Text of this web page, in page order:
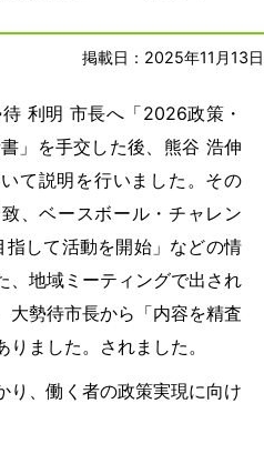
掲載日：2025年11月13日
利明 市長へ「2026政策・
」を手交した後、熊谷 浩伸
て説明を行いました。その
、ベースボール・チャレン
して活動を開始」などの情
、地域ミーティングで出され
大勢待市長から「内容を精査
ました。されました。
、働く者の政策実現に向け